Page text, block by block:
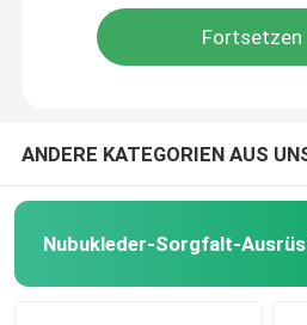
ANDERE KATEGORIEN AUS
Nubukleder-Sorgfalt-